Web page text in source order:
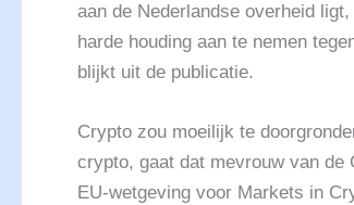
aan de Nederlandse overheid
harde houding aan te nemen
blijkt uit de publicatie.
Crypto zou moeilijk te
crypto, gaat dat mevrouw van de
EU-wetgeving voor Markets in